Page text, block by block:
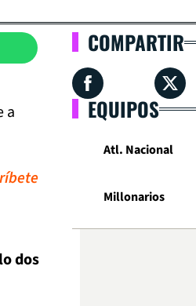
a
dos
COMPARTIR
EQUIPOS
Atl. Nacional
Millonarios